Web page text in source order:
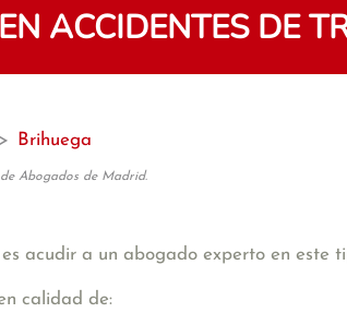
ACCIDENTES DE
> Brihuega
Abogados de Madrid.
acudir a un abogado experto en este
calidad de: